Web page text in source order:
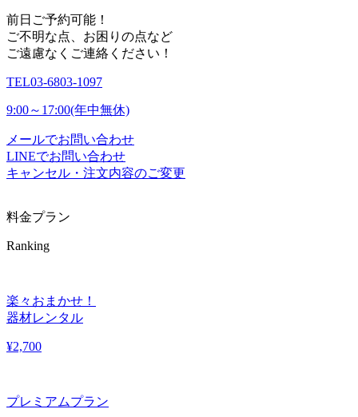
前日ご予約可能！
ご不明な点、お困りの点など
ご遠慮なくご連絡ください！
TEL03-6803-1097
9:00～17:00(年中無休)
メールでお問い合わせ
LINEでお問い合わせ
キャンセル・注文内容のご変更
料金プラン
Ranking
楽々おまかせ！
器材レンタル
¥2,700
プレミアムプラン